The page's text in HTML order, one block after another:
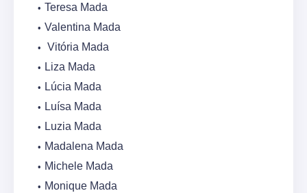
Teresa Mada
Valentina Mada
Vitória Mada
Liza Mada
Lúcia Mada
Luísa Mada
Luzia Mada
Madalena Mada
Michele Mada
Monique Mada